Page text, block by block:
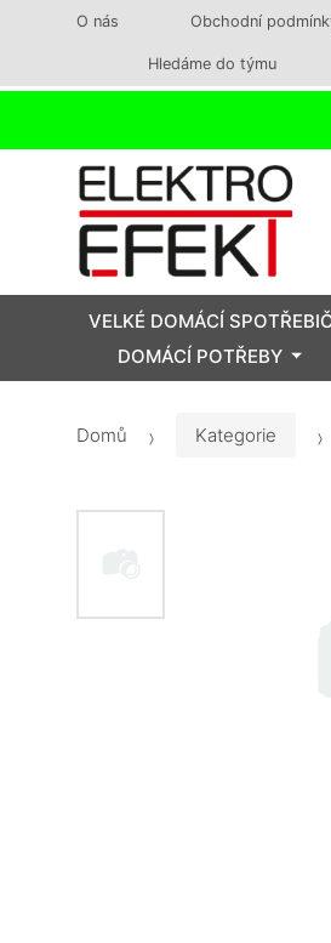
O nás Obchodní
Hledáme do týmu
VELKÉ DOMÁCÍ
DOMÁCÍ POTŘEBY
Domů Kategorie